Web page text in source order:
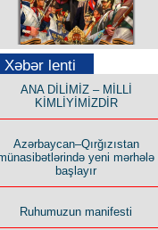
Səfər Alışarlı yazır
Uzun yolun Yolçusu
Xəbər lenti
ANA DİLİMİZ – MİLLİ
KİMLİYİMİZDİR
Azərbaycan–Qırğızıstan
yeni mərhələ
başlayır
Ruhumuzun manifesti